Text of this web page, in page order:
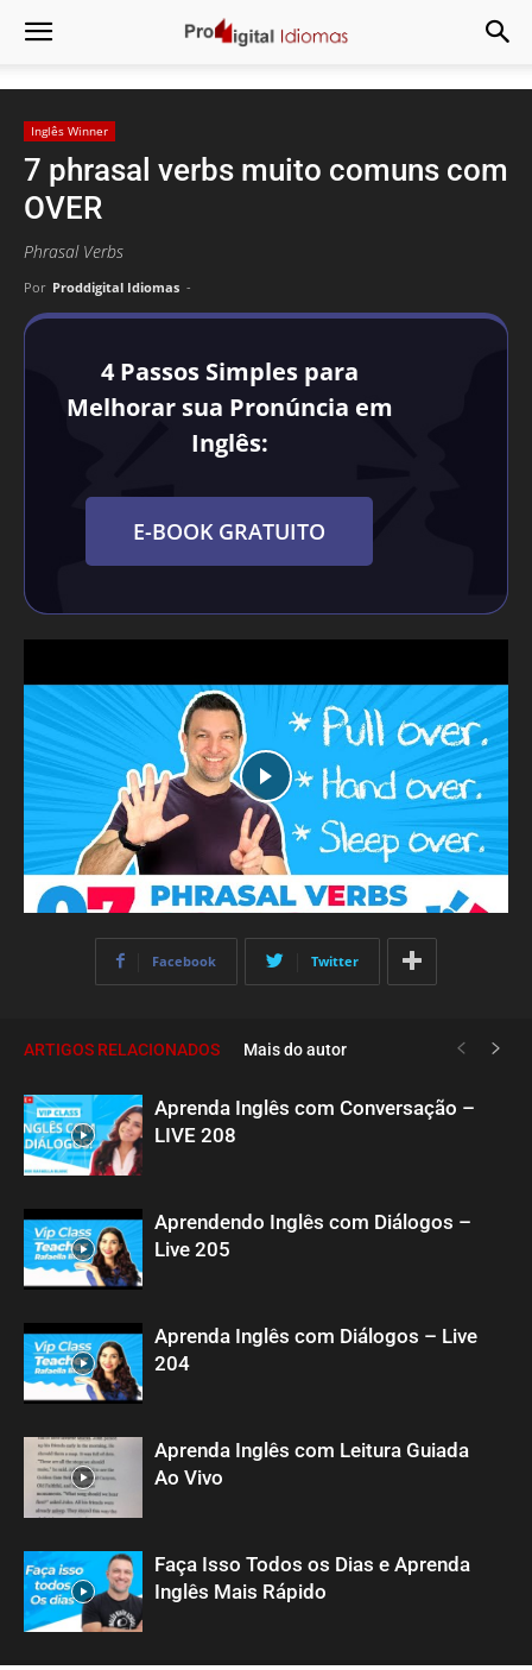
Inglês Winner
7 phrasal verbs muito comuns com
OVER
Phrasal Verbs
Por Proddigital Idiomas -
4 Passos Simples para
Melhorar sua Pronúncia em
Inglês:
E-BOOK GRATUITO
Facebook Twitter
ARTIGOS RELACIONADOS Mais do autor
Aprenda Inglês com Conversação –
LIVE 208
Aprendendo Inglês com Diálogos –
Live 205
Aprenda Inglês com Diálogos – Live
204
Aprenda Inglês com Leitura Guiada
Ao Vivo
Faça Isso Todos os Dias e Aprenda
Inglês Mais Rápido